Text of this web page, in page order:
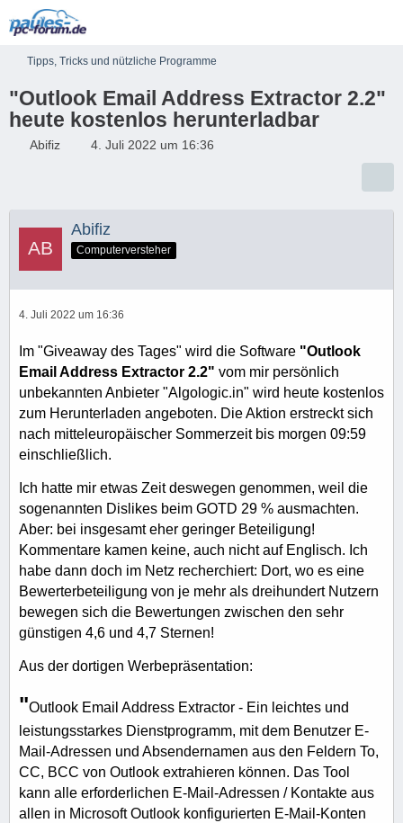
Tipps, Tricks und nützliche Programme
"Outlook Email Address Extractor 2.2"
heute kostenlos herunterladbar
Abifiz 4. Juli 2022 um 16:36
Abifiz
Computerversteher
4. Juli 2022 um 16:36
Im "Giveaway des Tages" wird die Software "Outlook
Email Address Extractor 2.2" vom mir persönlich
unbekannten Anbieter "Algologic.in" wird heute kostenlos
zum Herunterladen angeboten. Die Aktion erstreckt sich
nach mitteleuropäischer Sommerzeit bis morgen 09:59
einschließlich.
Ich hatte mir etwas Zeit deswegen genommen, weil die
sogenannten Dislikes beim GOTD 29 % ausmachten.
Aber: bei insgesamt eher geringer Beteiligung!
Kommentare kamen keine, auch nicht auf Englisch. Ich
habe dann doch im Netz recherchiert: Dort, wo es eine
Bewerterbeteiligung von je mehr als dreihundert Nutzern
bewegen sich die Bewertungen zwischen den sehr
günstigen 4,6 und 4,7 Sternen!
Aus der dortigen Werbepräsentation:
"Outlook Email Address Extractor - Ein leichtes und
leistungsstarkes Dienstprogramm, mit dem Benutzer E-
Mail-Adressen und Absendernamen aus den Feldern To,
CC, BCC von Outlook extrahieren können. Das Tool
kann alle erforderlichen E-Mail-Adressen / Kontakte aus
allen in Microsoft Outlook konfigurierten E-Mail-Konten